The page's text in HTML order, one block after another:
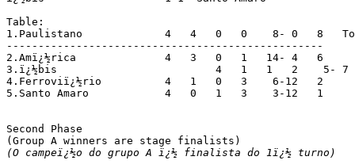
Table:
1.Paulistano		 4   4   0   0    8- 0   8   To group A
--------------------------------------------------
2.Amï¿½rica		 4   3   0   1   14- 4   6
3.ï¿½bis			 4   1   1   2    5- 7   3
4.Ferroviï¿½rio		 4   1   0   3    6-12   2
5.Santo Amaro		 4   0   1   3    3-12   1
Second Phase
(O campeï¿½o do grupo A ï¿½ finalista do 1ï¿½ turno)